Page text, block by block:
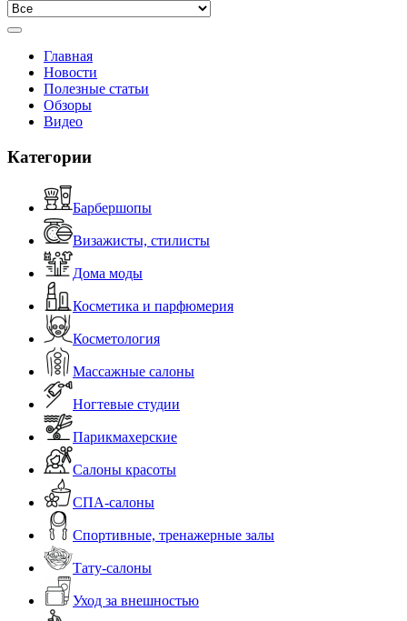
Главная
Новости
Полезные статьи
Обзоры
Видео
Категории
Барбершопы
Визажисты, стилисты
Дома моды
Косметика и парфюмерия
Косметология
Массажные салоны
Ногтевые студии
Парикмахерские
Салоны красоты
СПА-салоны
Спортивные, тренажерные залы
Тату-салоны
Уход за внешностью